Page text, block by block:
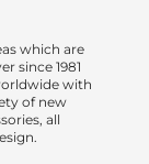
which are
since 1981
with
of new
all